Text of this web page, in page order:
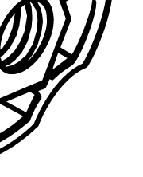
шлиц
шлиц